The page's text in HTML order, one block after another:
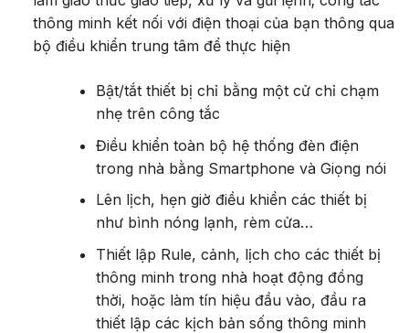
thông minh kết nối với điện thoại của bạn thông qua
bộ điều khiển trung tâm để thực hiện
Bật/tắt thiết bị chỉ bằng một cử chỉ chạm
nhẹ trên công tắc
Điều khiển toàn bộ hệ thống đèn điện
trong nhà bằng Smartphone và Giọng nói
Lên lịch, hẹn giờ điều khiển các thiết bị
như bình nóng lạnh, rèm cửa…
Thiết lập Rule, cảnh, lịch cho các thiết bị
thông minh trong nhà hoạt động đồng
thời, hoặc làm tín hiệu đầu vào, đầu ra
thiết lập các kịch bản sống thông minh